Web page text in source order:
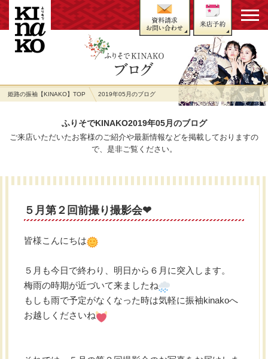
姫路の振袖【KINAKO】TOP 2019年05月のブログ
ふりそでKINAKO2019年05月のブログ
ご来店いただいたお客様のご紹介や最新情報などを掲載しておりますの
で、是非ご覧ください。
５月第２回前撮り撮影会❤︎
皆様こんにちは
５月も今日で終わり、明日から６月に突入します。
梅雨の時期が近づいて来ましたね
もしも雨で予定がなくなった時は気軽に振袖kinakoへ
お越しくださいね